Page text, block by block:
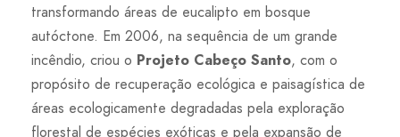
transformando áreas de eucalipto em bosque
autóctone. Em 2006, na sequência de um grande
incêndio, criou o Projeto Cabeço Santo, com o
propósito de recuperação ecológica e paisagística de
áreas ecologicamente degradadas pela exploração
florestal de espécies exóticas e pela expansão de